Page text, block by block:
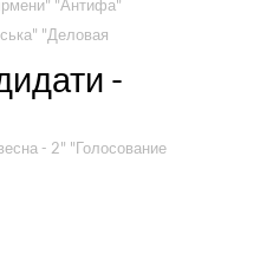
"Антифа"
"Деловая
-
- 2" "Голосование